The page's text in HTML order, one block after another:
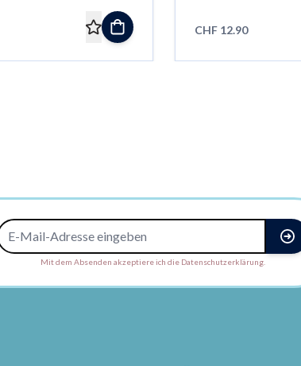
CHF 12.90
Mail-Adresse
Mit dem Absenden akzeptiere ich die Datenschutzerklärung.